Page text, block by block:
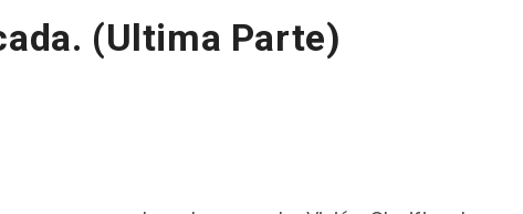
(Ultima Parte)